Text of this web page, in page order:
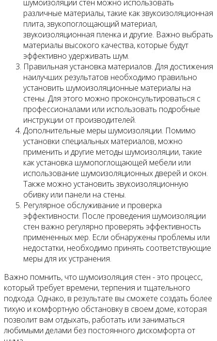
шумоизоляции стен можно использовать
различные материалы, такие как звукоизоляционная
плита, звукопоглощающий материал,
звукоизоляционная пленка и другие. Важно выбрать
материалы высокого качества, которые будут
эффективно удерживать шум.
Правильная установка материалов. Для достижения
наилучших результатов необходимо правильно
установить шумоизоляционные материалы на
стены. Для этого можно проконсультироваться с
профессионалами или использовать подробные
инструкции от производителей.
Дополнительные меры шумоизоляции. Помимо
установки специальных материалов, можно
применить и другие методы шумоизоляции, такие
как установка шумопоглощающей мебели или
использование шумоизоляционных дверей и окон.
Также можно установить звукоизоляционную
обивку или панели на стены.
Регулярное обслуживание и проверка
эффективности. После проведения шумоизоляции
стен важно регулярно проверять эффективность
примененных мер. Если обнаружены проблемы или
недостатки, необходимо принять соответствующие
меры для их устранения.
Важно помнить, что шумоизоляция стен - это процесс,
который требует времени, терпения и тщательного
подхода. Однако, в результате вы сможете создать более
тихую и комфортную обстановку в своем доме, которая
позволит вам отдыхать, работать или заниматься
любимыми делами без постоянного дискомфорта от